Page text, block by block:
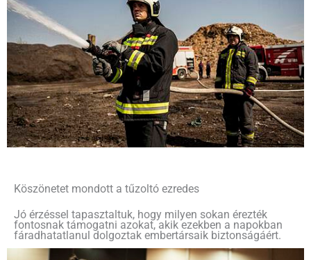
Köszönetet mondott a tűzoltó ezredes
Jó érzéssel tapasztaltuk, hogy milyen sokan érezték
fontosnak támogatni azokat, akik ezekben a napokban
fáradhatatlanul dolgoztak embertársaik biztonságáért.